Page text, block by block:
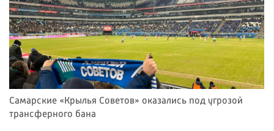
Самарские «Крылья Советов» оказались под угрозой
трансферного бана